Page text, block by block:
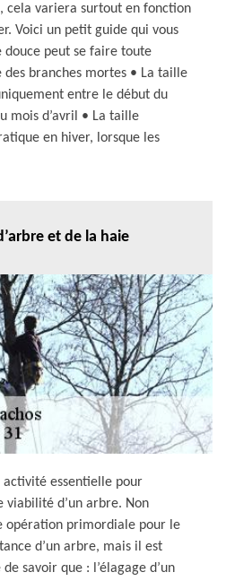
cela variera surtout en fonction
Voici un petit guide qui vous
peut se faire toute
des branches mortes • La taille
entre le début du
mois d’avril • La taille
en hiver, lorsque les
et de la haie
activité essentielle pour
d’un arbre. Non
opération primordiale pour le
d’un arbre, mais il est
savoir que : l’élagage d’un